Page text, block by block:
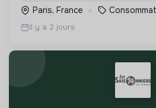
Paris, France
Il y a 2 jours